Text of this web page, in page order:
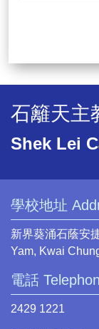
石籬天主
Shek Lei
學校地址
新界葵涌石蔭安
Yam, Kwai
電話
2429 1221